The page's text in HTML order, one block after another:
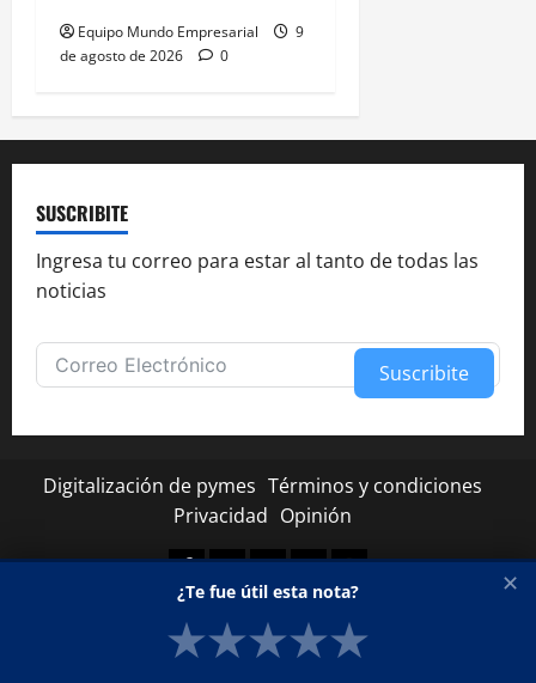
Equipo Mundo Empresarial
9
de agosto de 2026
0
SUSCRIBITE
Ingresa tu correo para estar al tanto de todas las
noticias
Suscribite
Digitalización de pymes Términos y condiciones
Privacidad Opinión
Facebook
TwitterLinkedinYoutubeInstagram
Copyright © Todos los derechos reservados.
MoreNews
por AF themes.
✕
¿Te fue útil esta nota?
★★★★★